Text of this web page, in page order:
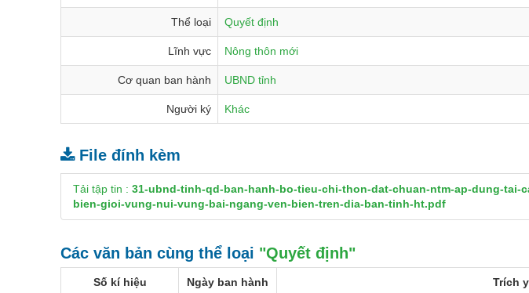
Thể loại Quyết định
Lĩnh vực Nông thôn mới
Cơ quan ban hành UBND tỉnh
Người ký Khác
File đính kèm
Tải tập tin : 31-ubnd-tinh-qd-ban-hanh-bo-tieu-chi-thon-dat-chuan-ntm-ap-dung-tai-
bien-gioi-vung-nui-vung-bai-ngang-ven-bien-tren-dia-ban-tinh-ht.pdf
Các văn bản cùng thể loại "Quyết định"
Số kí hiệu Ngày ban hành Trích